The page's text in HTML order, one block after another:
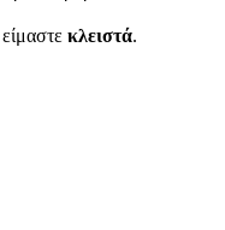
κλειστά.